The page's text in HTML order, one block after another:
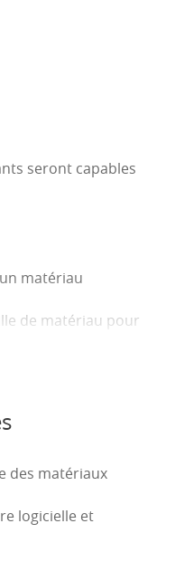
seront capables
matériau
de matériau pour
notions nécessaires
de petits
des matériaux
logicielle et